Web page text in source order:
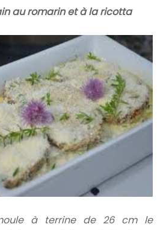
au romarin et à la ricotta
à terrine de 26 cm le